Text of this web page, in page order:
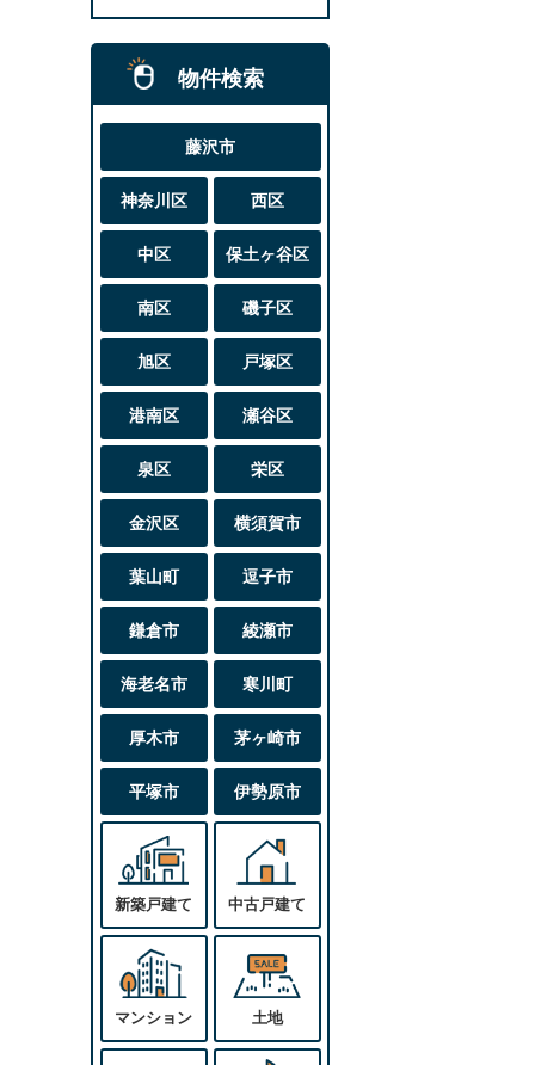
物件検索
藤沢市
神奈川区 西区
中区 保土ヶ谷区
南区 磯子区
旭区 戸塚区
港南区 瀬谷区
泉区 栄区
金沢区 横須賀市
葉山町 逗子市
鎌倉市 綾瀬市
海老名市 寒川町
厚木市 茅ヶ崎市
平塚市 伊勢原市
新築戸建て 中古戸建て
マンション 土地